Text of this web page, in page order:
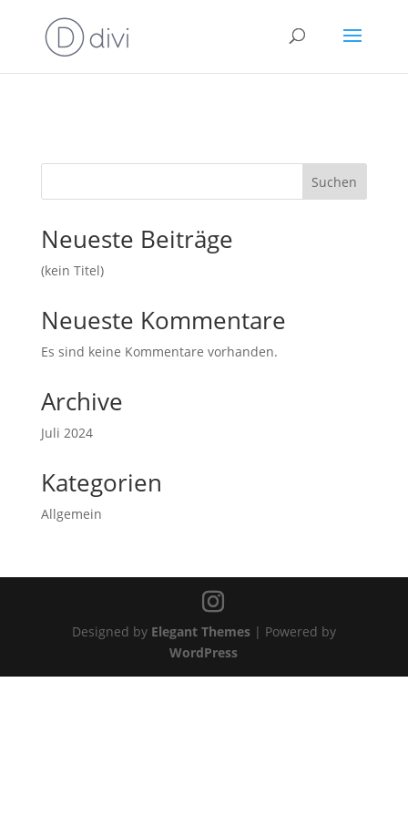
Suchen
Neueste Beiträge
(kein Titel)
Neueste Kommentare
Es sind keine Kommentare vorhanden.
Archive
Juli 2024
Kategorien
Allgemein
Designed by Elegant Themes| Powered by
WordPress